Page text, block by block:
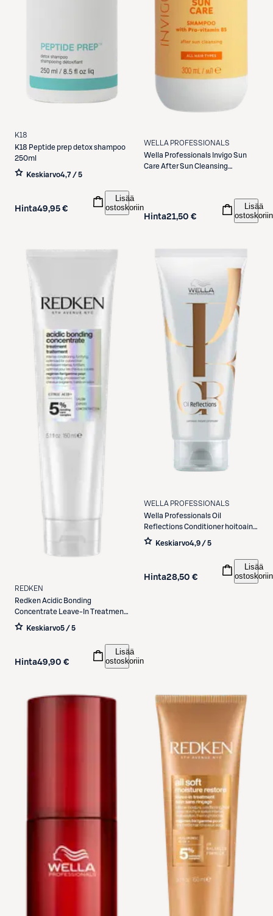
K18
K18 Peptide prep detox shampoo
250ml
Keskiarvo4,7 / 5
Hinta49,95 €
Lisää
ostoskoriin
WELLA PROFESSIONALS
Wella Professionals Invigo Sun
Care After Sun Cleansing
Hinta21,50 €
Lisää
ostoskoriin
REDKEN
RedkenAcidic Bonding
Concentrate Leave-In Treatment
150ml
Keskiarvo5 / 5
Hinta49,90 €
Lisää
ostoskoriin
WELLA PROFESSIONALS
Wella ProfessionalsOil
Reflections Conditioner hoitoaine
200 ml
Keskiarvo4,9 / 5
Hinta28,50 €
Lisää
ostoskoriin